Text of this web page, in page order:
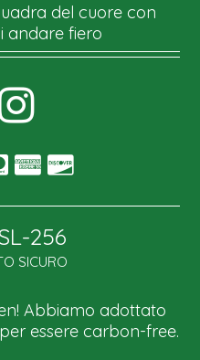
del cuore con
andare fiero
256
SICURO
Abbiamo adottato
essere carbon-free.